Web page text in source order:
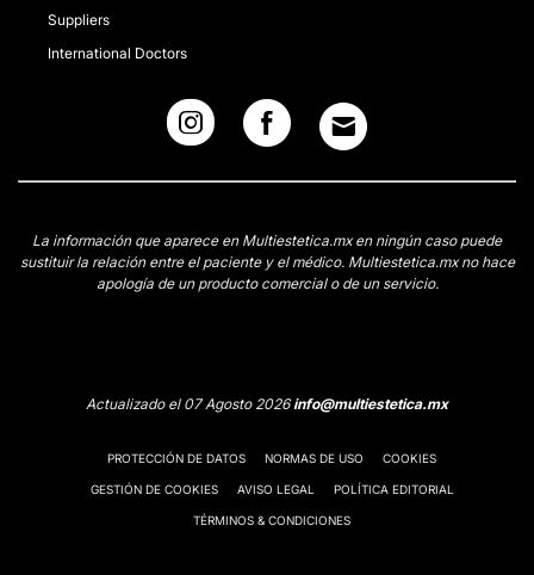
Suppliers
International Doctors
La información que aparece en Multiestetica.mx en ningún caso puede
sustituir la relación entre el paciente y el médico. Multiestetica.mx no hace
apología de un producto comercial o de un servicio.
Actualizado el 07 Agosto 2026info@multiestetica.mx
PROTECCIÓN DE DATOS NORMAS DE USO COOKIES
GESTIÓN DE COOKIES AVISO LEGAL POLÍTICA EDITORIAL
TÉRMINOS & CONDICIONES